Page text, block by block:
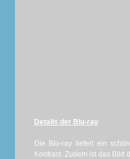
Details der Blu-ray
Die Blu-ray liefert ein
Kontrast. Zudem ist das Bild